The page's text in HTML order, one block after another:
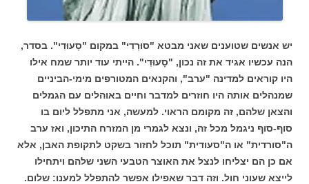
יש אנשים שטוענים שאני מבטא "סוּרְדִי" במקום "סָעוּדִי". בסדר,
הנה עכשיו אגיד את זה נכון, "סָעוּדִי". הייתי עוד יותר שמח אילו
היו קוראים למדינה "ערב", והקנאים המטורפים מימי-הביניים
שמנהלים אותה היו חוזרים למדבר וחיים באוהלים עם הגמלים
והצאן שלהם, זה מקומם הראוי. למעשה, אני מתפלל ליום בו
סוף-סוף ניגמל מכל זה, ונצא לגמרי מן המזרח התיכון, ואז ערב
ה"סורדית" או ה"סעודית" תוכל לחזור בשקט לתקופת האבן, אלא
אם כן הם יצליחו לנצל את האוצר הטבעי השני שלהם ויתחילו
לייצא שעוני חול. וזה דבר שאפילו אפשר להתפלל למענו: שלום.